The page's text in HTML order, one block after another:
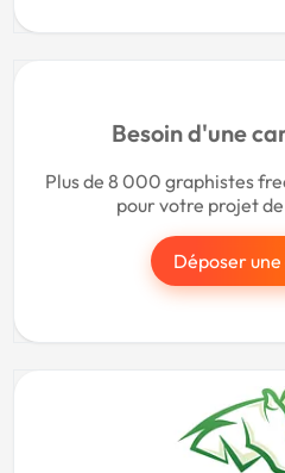
Besoin d'une
Plus de 8 000 graphistes
pour votre projet
Déposer